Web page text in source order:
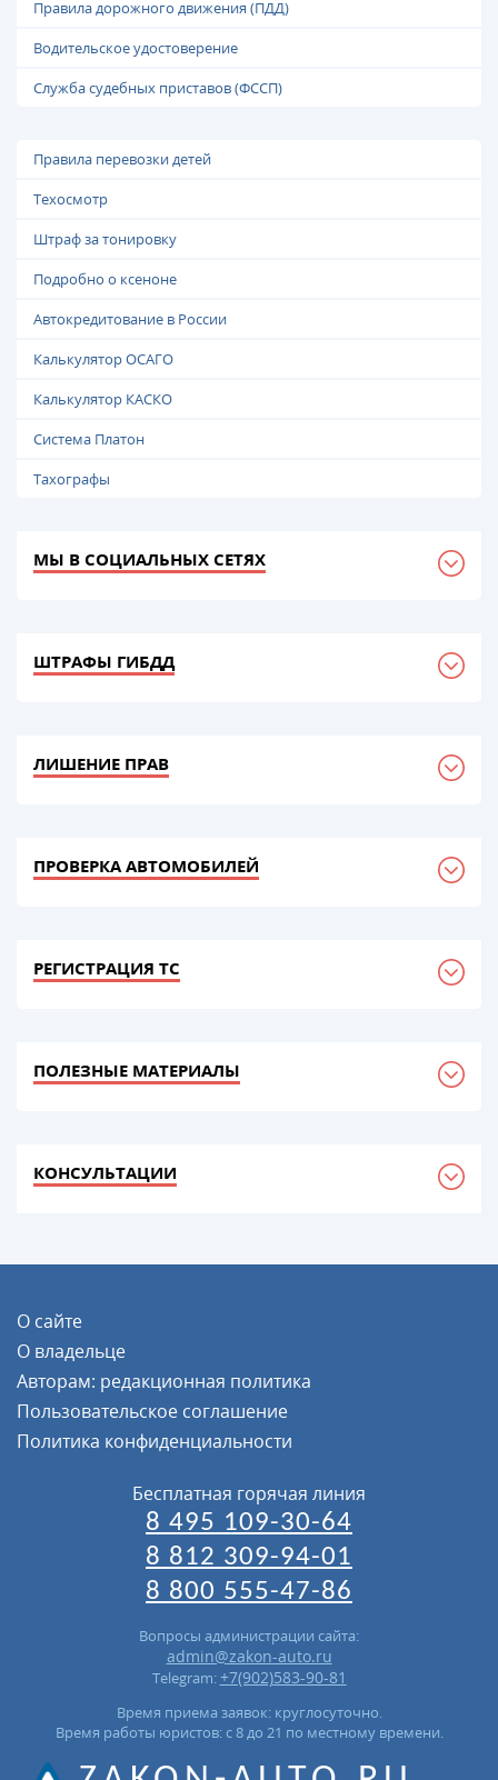
Правила дорожного движения (ПДД)
Водительское удостоверение
Служба судебных приставов (ФССП)
Правила перевозки детей
Техосмотр
Штраф за тонировку
Подробно о ксеноне
Автокредитование в России
Калькулятор ОСАГО
Калькулятор КАСКО
Система Платон
Тахографы
МЫ В СОЦИАЛЬНЫХ СЕТЯХ
ШТРАФЫ ГИБДД
ЛИШЕНИЕ ПРАВ
ПРОВЕРКА АВТОМОБИЛЕЙ
РЕГИСТРАЦИЯ ТС
ПОЛЕЗНЫЕ МАТЕРИАЛЫ
КОНСУЛЬТАЦИИ
О сайте
О владельце
Авторам: редакционная политика
Пользовательское соглашение
Политика конфиденциальности
Бесплатная горячая линия
8 495 109-30-64
8 812 309-94-01
8 800 555-47-86
Вопросы администрации сайта:
admin@zakon-auto.ru
Telegram:+7(902)583-90-81
Время приема заявок: круглосуточно.
Время работы юристов: с 8 до 21 по местному времени.